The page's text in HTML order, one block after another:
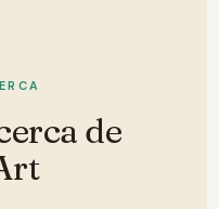
de